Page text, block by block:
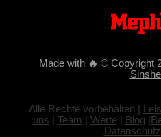
Made with 🔥 © Copyright
Alle Rechte vorbehalten |
uns | Team | Werte| Blog |
Datenschutz